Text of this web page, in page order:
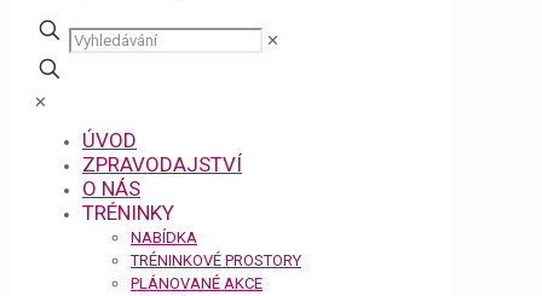
✕
✕
ÚVOD
ZPRAVODAJSTVÍ
O NÁS
TRÉNINKY
NABÍDKA
TRÉNINKOVÉ PROSTORY
PLÁNOVANÉ AKCE